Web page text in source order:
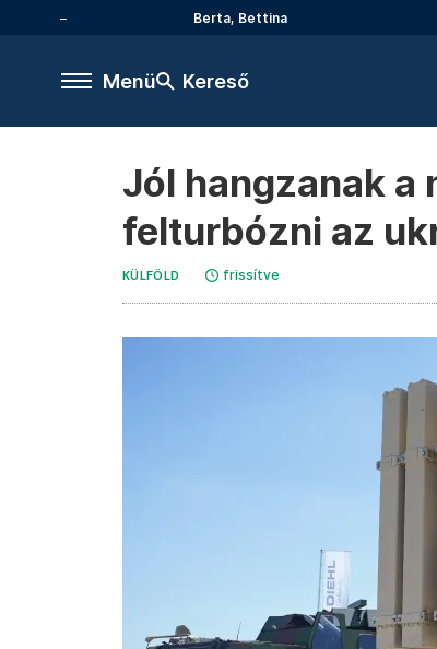
Berta, Bettina
Menü Kereső
Jól hangzanak a
felturbózni az
KÜLFÖLD frissítve